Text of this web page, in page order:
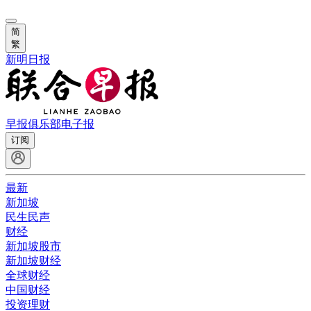
简
繁
新明日报
早报俱乐部电子报
订阅
最新
新加坡
民生民声
财经
新加坡股市
新加坡财经
全球财经
中国财经
投资理财